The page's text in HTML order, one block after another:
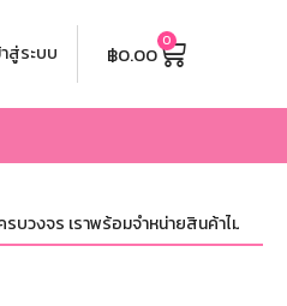
สู่ระบบ ฿0.00 0
ร เราพร้อมจำหน่ายสินค้าไม่จำกัดจำ